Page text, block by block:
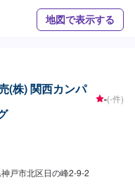
地図で表示する
(株) 関西カンパ
-(-件)
戸市北区日の峰2-9-2